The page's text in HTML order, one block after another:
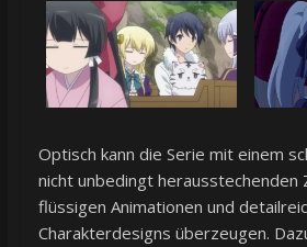
Optisch kann die Serie mit einem
nicht unbedingt herausstechenden
flüssigen Animationen und
Charakterdesigns überzeugen.